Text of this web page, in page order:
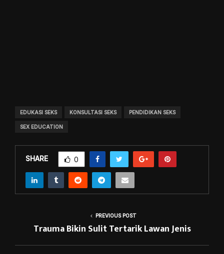
EDUKASI SEKS KONSULTASI SEKS PENDIDIKAN SEKS
SEX EDUCATION
SHARE 0
PREVIOUS POST
Trauma Bikin Sulit Tertarik Lawan Jenis